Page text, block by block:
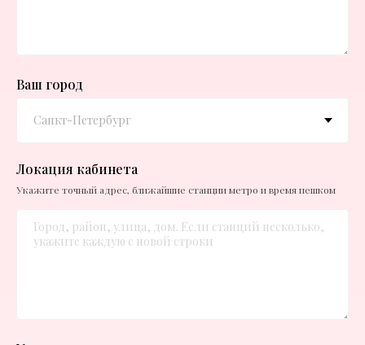
Ваш город
Локация кабинета
Укажите точный адрес, ближайшие станции метро и время пешком